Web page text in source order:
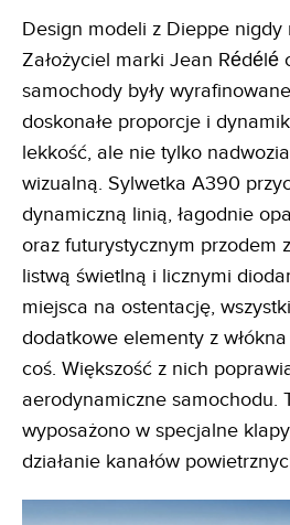
Design modeli z Dieppe nigdy
Założyciel marki Jean Rédélé
samochody były
doskonałe proporcje i
lekkość, ale nie tylko
wizualną. Sylwetka A390
dynamiczną linią, łagodnie
oraz futurystycznym przodem
listwą świetlną i licznymi
miejsca na ostentację,
dodatkowe elementy z
coś. Większość z nich
aerodynamiczne samochodu.
wyposażono w specjalne
działanie kanałów